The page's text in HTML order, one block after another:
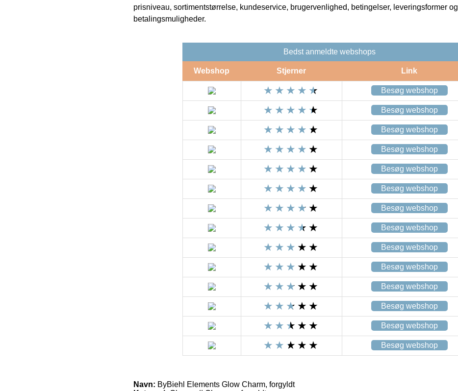
prisniveau, sortimentstørrelse, kundeservice, brugervenlighed, betingelser, leveringsformer og
betalingsmuligheder.
Bedst anmeldte webshops
Webshop Stjerner Link
Besøg webshop
Besøg webshop
Besøg webshop
Besøg webshop
Besøg webshop
Besøg webshop
Besøg webshop
Besøg webshop
Besøg webshop
Besøg webshop
Besøg webshop
Besøg webshop
Besøg webshop
Besøg webshop
Navn: ByBiehl Elements Glow Charm, forgyldt